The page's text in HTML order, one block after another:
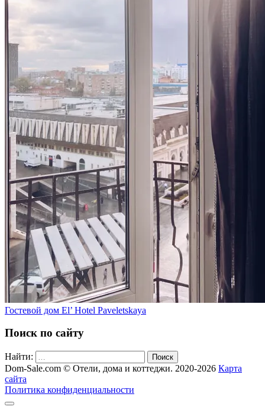
Гостевой дом El’ Hotel Paveletskaya
Поиск по сайту
Найти: Поиск
Dom-Sale.com © Отели, дома и коттеджи. 2020-2026 Карта
сайта
Политика конфиденциальности